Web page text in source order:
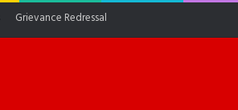
Grievance Redressal